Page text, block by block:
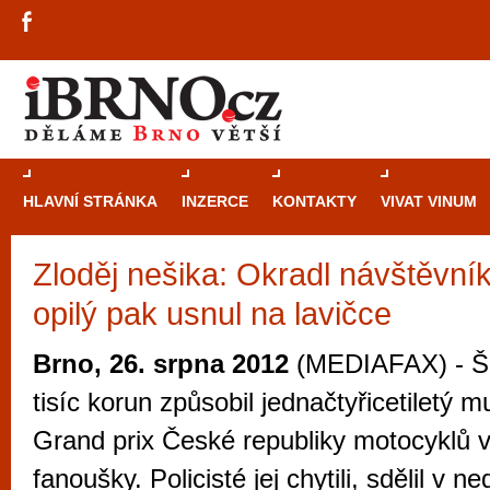
HLAVNÍ STRÁNKA INZERCE KONTAKTY VIVAT VINUM
Zloděj nešika: Okradl
opilý pak usnul na lavičce
Brno, 26. srpna 2012 (MEDIAFAX) -
tisíc korun způsobil jednačtyřicetiletý
Grand prix České republiky motocyklů
fanoušky. Policisté jej chytili, sdělil v
Průvodce
Brně: Od
Brno je
zajímavé
restaurace,
Mimo jiné je ale také místem, kde si